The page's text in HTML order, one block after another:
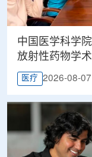
中国医学科学
放射性药物学
医疗 2026-08-07